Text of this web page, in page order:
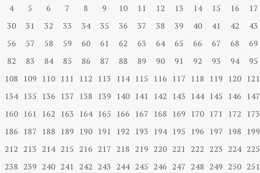
4 5 6 7 8 9 10 11 12 13 14 15 16 17
30 31 32 33 34 35 36 37 38 39 40 41 42 43
56 57 58 59 60 61 62 63 64 65 66 67 68 69
82 83 84 85 86 87 88 89 90 91 92 93 94 95
108 109 110 111 112 113 114 115 116 117 118 119 120 121
134 135 136 137 138 139 140 141 142 143 144 145 146 147
160 161 162 163 164 165 166 167 168 169 170 171 172 173
186 187 188 189 190 191 192 193 194 195 196 197 198 199
212 213 214 215 216 217 218 219 220 221 222 223 224 225
238 239 240 241 242 243 244 245 246 247 248 249 250 251